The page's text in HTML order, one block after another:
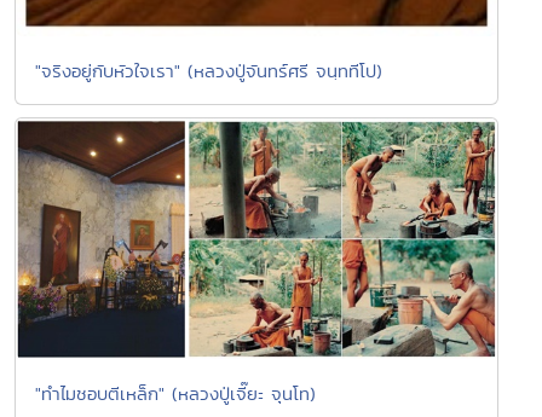
"จริงอยู่กับหัวใจเรา" (หลวงปู่จันทร์ศรี จนฺททีโป)
"ทำไมชอบตีเหล็ก" (หลวงปู่เจี๊ยะ จุนโท)